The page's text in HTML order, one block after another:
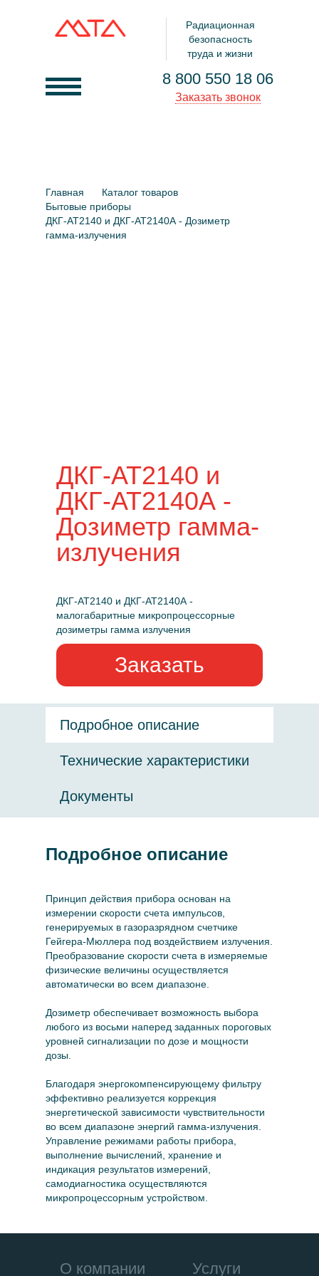
Радиационная
безопасность
труда и жизни
8 800 550 18 06
Заказать звонок
Товары
Документы
Главная
Каталог товаров
Бытовые приборы
ДКГ-АТ2140 и ДКГ-АТ2140А - Дозиметр
гамма-излучения
ДКГ-АТ2140 и
ДКГ-АТ2140А -
Дозиметр гамма-
излучения
ДКГ-АТ2140 и ДКГ-АТ2140А -
малогабаритные микропроцессорные
дозиметры гамма излучения
Заказать
Подробное описание
Технические характеристики
Документы
Подробное описание
Принцип действия прибора основан на
измерении скорости счета импульсов,
генерируемых в газоразрядном счетчике
Гейгера-Мюллера под воздействием излучения.
Преобразование скорости счета в измеряемые
физические величины осуществляется
автоматически во всем диапазоне.
Дозиметр обеспечивает возможность выбора
любого из восьми наперед заданных пороговых
уровней сигнализации по дозе и мощности
дозы.
Благодаря энергокомпенсирующему фильтру
эффективно реализуется коррекция
энергетической зависимости чувствительности
во всем диапазоне энергий гамма-излучения.
Управление режимами работы прибора,
выполнение вычислений, хранение и
индикация результатов измерений,
самодиагностика осуществляются
микропроцессорным устройством.
О компании Услуги